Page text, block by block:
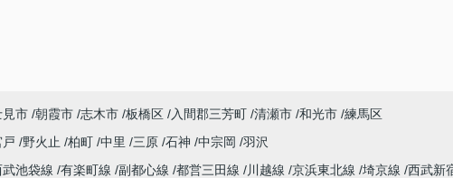
見市 朝霞市 志木市 板橋区 入間郡三芳町 清瀬市 和光市 練馬区
野火止 柏町 中里 三原 石神 中宗岡
羽沢
武池袋線 有楽町線 副都心線 都営三田線 川越線 京浜東北線 埼京線 西武新